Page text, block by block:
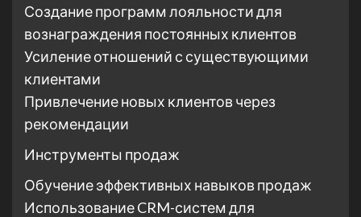
Создание программ лояльности для
вознаграждения постоянных клиентов
Усиление отношений с существующими
клиентами
Привлечение новых клиентов через
рекомендации
Инструменты продаж
Обучение эффективных навыков продаж
Использование CRM-систем для